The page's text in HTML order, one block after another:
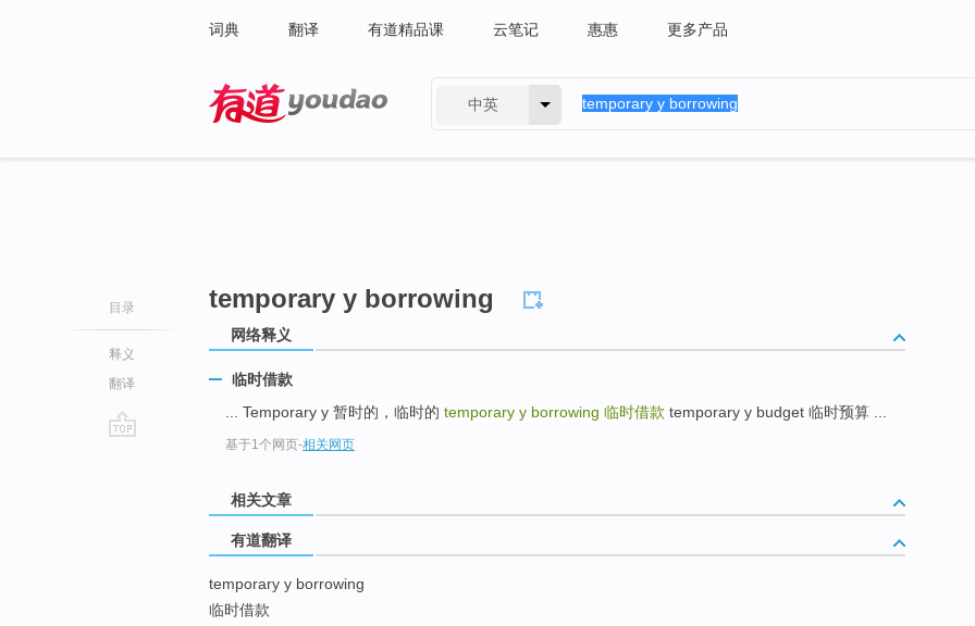
词典 翻译 有道精品课 云笔记 惠惠 更多产品
中英
目录
释义
翻译
temporary y borrowing
网络释义
临时借款
... Temporary y 暂时的，临时的 temporary y borrowing 临时借款 temporary y budget 临时预算 ...
基于1个网页-相关网页
相关文章
有道翻译
temporary y borrowing
临时借款